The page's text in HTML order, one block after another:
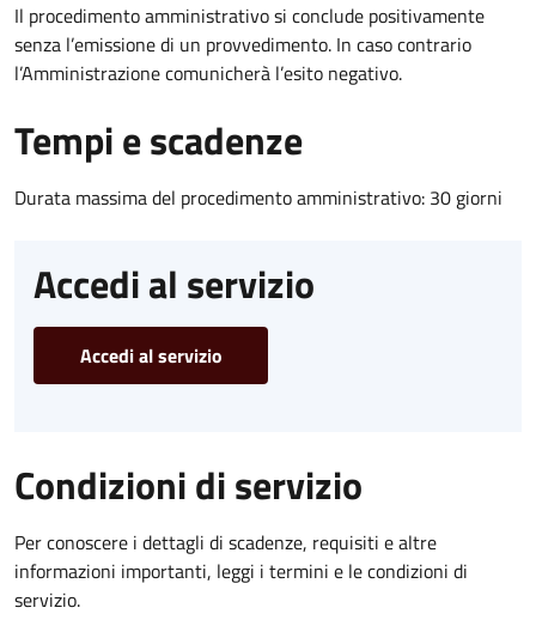
Il procedimento amministrativo si conclude positivamente
senza l’emissione di un provvedimento. In caso contrario
l’Amministrazione comunicherà l’esito negativo.
Tempi e scadenze
Durata massima del procedimento amministrativo: 30 giorni
Accedi al servizio
Accedi al servizio
Condizioni di servizio
Per conoscere i dettagli di scadenze, requisiti e altre
informazioni importanti, leggi i termini e le condizioni di
servizio.